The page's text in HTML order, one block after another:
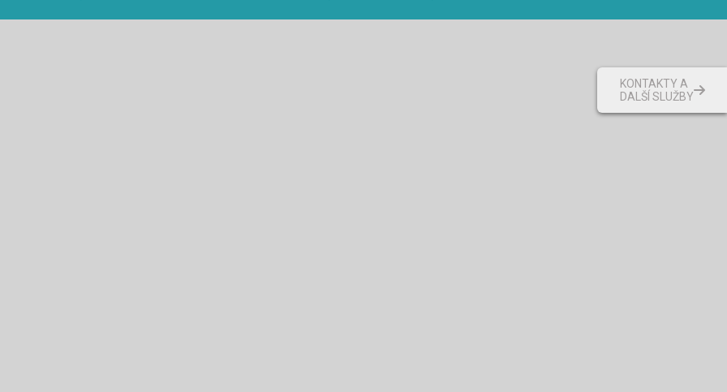
KONTAKTY A
DALŠÍ SLUŽBY